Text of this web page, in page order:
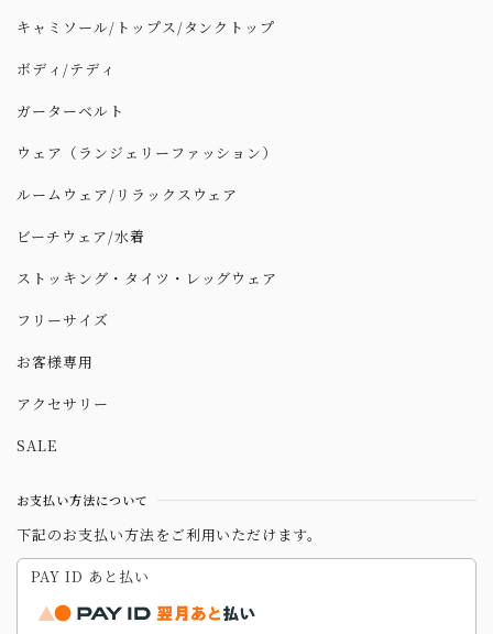
キャミソール/トップス/タンクトップ
ボディ/テディ
ガーターベルト
ウェア（ランジェリーファッション）
ルームウェア/リラックスウェア
ビーチウェア/水着
ストッキング・タイツ・レッグウェア
フリーサイズ
お客様専用
アクセサリー
SALE
お支払い方法について
下記のお支払い方法をご利用いただけます。
PAY ID あと払い